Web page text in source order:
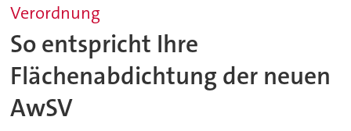
Verordnung
So entspricht Ihre
Flächenabdichtung der neuen
AwSV